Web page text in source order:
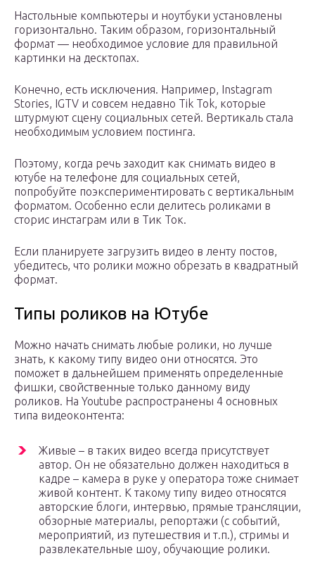
Настольные компьютеры и ноутбуки установлены
горизонтально. Таким образом, горизонтальный
формат — необходимое условие для правильной
картинки на десктопах.
Конечно, есть исключения. Например, Instagram
Stories, IGTV и совсем недавно Tik Tok, которые
штурмуют сцену социальных сетей. Вертикаль стала
необходимым условием постинга.
Поэтому, когда речь заходит как снимать видео в
ютубе на телефоне для социальных сетей,
попробуйте поэкспериментировать с вертикальным
форматом. Особенно если делитесь роликами в
сторис инстаграм или в Тик Ток.
Если планируете загрузить видео в ленту постов,
убедитесь, что ролики можно обрезать в квадратный
формат.
Типы роликов на Ютубе
Можно начать снимать любые ролики, но лучше
знать, к какому типу видео они относятся. Это
поможет в дальнейшем применять определенные
фишки, свойственные только данному виду
роликов. На Youtube распространены 4 основных
типа видеоконтента:
Живые – в таких видео всегда присутствует
автор. Он не обязательно должен находиться в
кадре – камера в руке у оператора тоже снимает
живой контент. К такому типу видео относятся
авторские блоги, интервью, прямые трансляции,
обзорные материалы, репортажи (с событий,
мероприятий, из путешествия и т.п.), стримы и
развлекательные шоу, обучающие ролики.